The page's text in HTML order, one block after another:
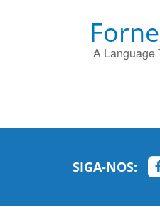
A Language
SIGA-NOS: